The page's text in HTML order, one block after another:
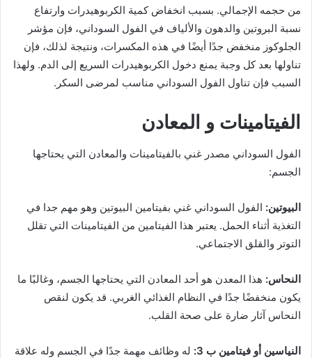
من حجمه الإجمالي. بسبب انخفاض كمية الكربوهيدرات وارتفاع
نسبة البروتين والدهون والألياف في الفول السوداني، فإن مؤشر
الجلوكوز منخفض جدًا أيضًا في هذه المكسرات، ونتيجة لذلك، فإن
تناولها بعد كل وجبة يمنع دخول الكربوهيدرات السريع إلى الدم. ولهذا
السبب فإن تناول الفول السوداني مناسب لمرضى السكر.
الفيتامينات و المعادن
الفول السوداني مصدر غني بالفيتامينات والمعادن التي يحتاجها
الجسم:
البيوتين: الفول السوداني غني بفيتامين البيوتين وهو مهم جدا في
التغذية أثناء الحمل. يعتبر هذا الفيتامين من الفيتامينات التي تقلل
التوتر والقلق الاجتماعي.
النحاس: هذا المعدن هو أحد المعادن التي يحتاجها الجسم، وغالبًا ما
يكون منخفضًا جدًا في النظام الغذائي الغربي. قد يكون لنقص
النحاس آثار ضارة على صحة القلب.
النياسين أو فيتامين ب 3:
له وظائف مهمة جدًا في الجسم وله علاقة